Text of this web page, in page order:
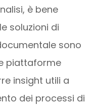
è bene
soluzioni di
sono
piattaforme
insight utili a
dei processi di